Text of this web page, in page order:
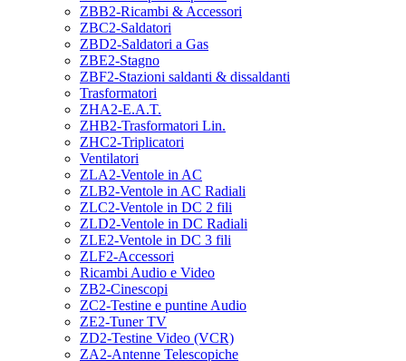
ZBB2-Ricambi & Accessori
ZBC2-Saldatori
ZBD2-Saldatori a Gas
ZBE2-Stagno
ZBF2-Stazioni saldanti & dissaldanti
Trasformatori
ZHA2-E.A.T.
ZHB2-Trasformatori Lin.
ZHC2-Triplicatori
Ventilatori
ZLA2-Ventole in AC
ZLB2-Ventole in AC Radiali
ZLC2-Ventole in DC 2 fili
ZLD2-Ventole in DC Radiali
ZLE2-Ventole in DC 3 fili
ZLF2-Accessori
Ricambi Audio e Video
ZB2-Cinescopi
ZC2-Testine e puntine Audio
ZE2-Tuner TV
ZD2-Testine Video (VCR)
ZA2-Antenne Telescopiche